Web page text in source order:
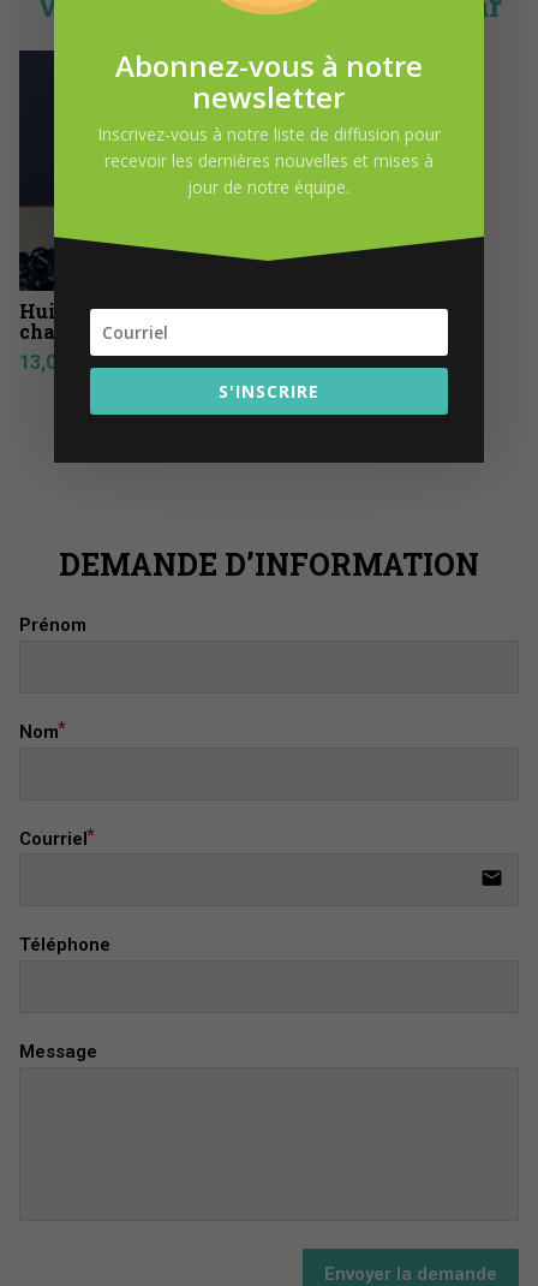
Huile essentielle
chakra du coeur 15 ml
13,05
DEMANDE D’INFORMATION
Prénom
Nom
Courriel
email
Téléphone
Message
Envoyer la demande
Abonnez-vous à notre
newsletter
Inscrivez-vous à notre liste de diffusion pour
recevoir les dernières nouvelles et mises à
jour de notre équipe.
S'INSCRIRE